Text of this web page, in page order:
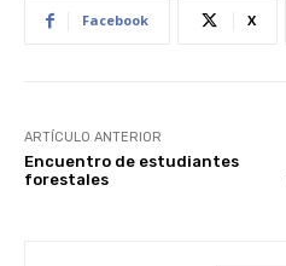
Facebook X
ARTÍCULO ANTERIOR
Encuentro de estudiantes
forestales